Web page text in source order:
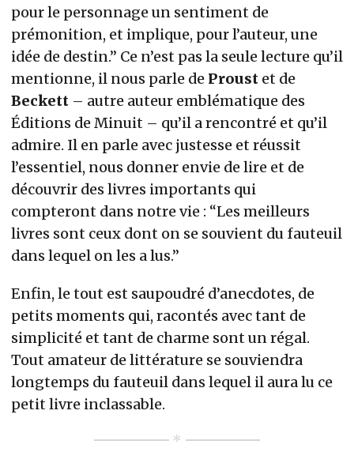
pour le personnage un sentiment de
prémonition, et implique, pour l’auteur, une
idée de destin.” Ce n’est pas la seule lecture qu’il
mentionne, il nous parle de Proust et de
Beckett – autre auteur emblématique des
Éditions de Minuit – qu’il a rencontré et qu’il
admire. Il en parle avec justesse et réussit
l’essentiel, nous donner envie de lire et de
découvrir des livres importants qui
compteront dans notre vie : “Les meilleurs
livres sont ceux dont on se souvient du fauteuil
dans lequel on les a lus.”
Enfin, le tout est saupoudré d’anecdotes, de
petits moments qui, racontés avec tant de
simplicité et tant de charme sont un régal.
Tout amateur de littérature se souviendra
longtemps du fauteuil dans lequel il aura lu ce
petit livre inclassable.